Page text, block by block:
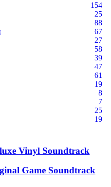
154
25
88
67
27
58
39
47
61
19
8
7
25
19
Vinyl Soundtrack
Game Soundtrack